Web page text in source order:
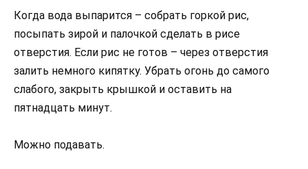
Когда вода выпарится – собрать горкой рис,
посыпать зирой и палочкой сделать в рисе
отверстия. Если рис не готов – через отверстия
залить немного кипятку. Убрать огонь до самого
слабого, закрыть крышкой и оставить на
пятнадцать минут.
Можно подавать.